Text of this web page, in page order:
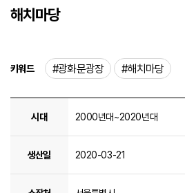
해치마당
키워드 #광화문광장 #해치마당
해치마당 상세정보 - 시대, 생산일, 소장처, 생산자명, 저작권자, 참고정보원, 관리번호, 관련자료 링크 순으로 정보제공
시대 2000년대~2020년대
생산일 2020-03-21